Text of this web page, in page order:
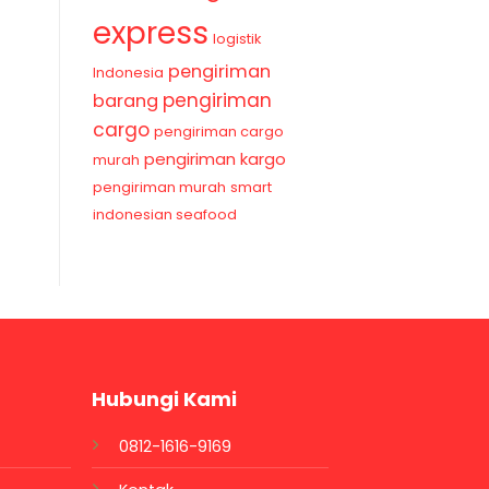
express logistik
Indonesia pengiriman
barang pengiriman
cargo pengiriman cargo
murah pengiriman kargo
pengiriman murah smart
indonesian seafood
Hubungi Kami
0812-1616-9169